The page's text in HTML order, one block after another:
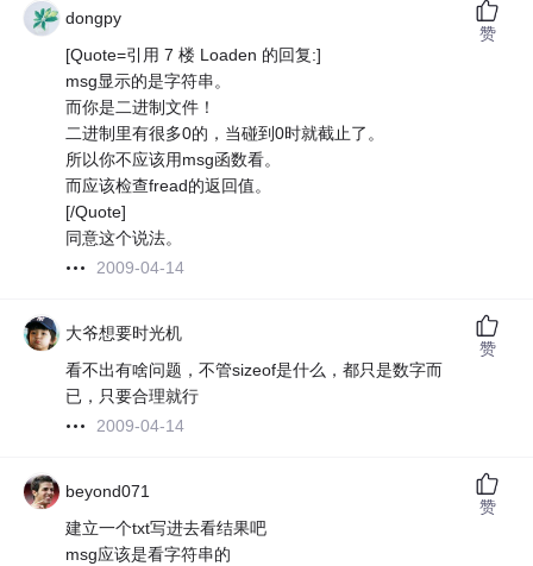
dongpy
[Quote=引用 7 楼 Loaden 的回复:]
msg显示的是字符串。
而你是二进制文件！
二进制里有很多0的，当碰到0时就截止了。
所以你不应该用msg函数看。
而应该检查fread的返回值。
[/Quote]
同意这个说法。
2009-04-14
赞
大爷想要时光机
看不出有啥问题，不管sizeof是什么，都只是数字而
已，只要合理就行
2009-04-14
赞
beyond071
建立一个txt写进去看结果吧
msg应该是看字符串的
赞